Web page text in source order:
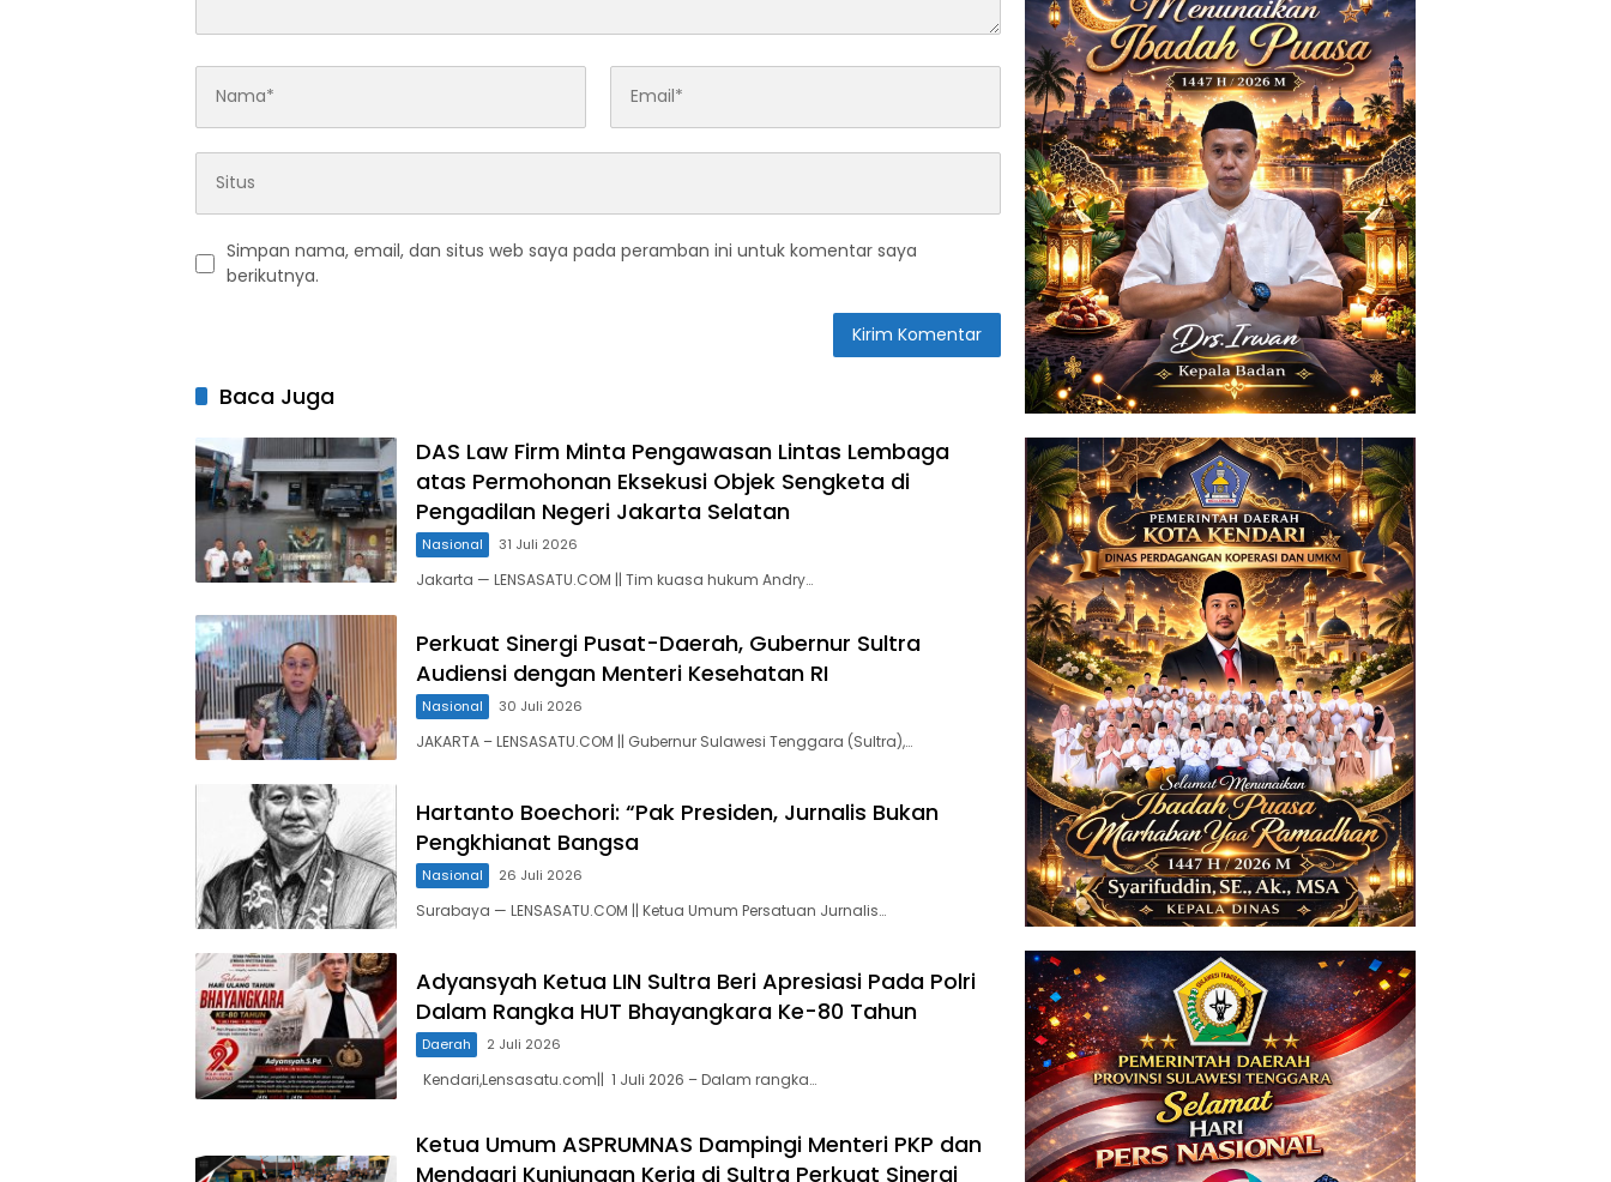
Simpan nama, email, dan situs web saya pada peramban ini untuk komentar saya
berikutnya.
Baca Juga
DAS Law Firm Minta Pengawasan Lintas Lembaga
atas Permohonan Eksekusi Objek Sengketa di
Pengadilan Negeri Jakarta Selatan
Nasional 31 Juli 2026
Jakarta — LENSASATU.COM || Tim kuasa hukum Andry…
Perkuat Sinergi Pusat-Daerah, Gubernur Sultra
Audiensi dengan Menteri Kesehatan RI
Nasional 30 Juli 2026
JAKARTA – LENSASATU.COM || Gubernur Sulawesi Tenggara (Sultra),…
Hartanto Boechori: “Pak Presiden, Jurnalis Bukan
Pengkhianat Bangsa
Nasional 26 Juli 2026
Surabaya — LENSASATU.COM || Ketua Umum Persatuan Jurnalis…
Adyansyah Ketua LIN Sultra Beri Apresiasi Pada Polri
Dalam Rangka HUT Bhayangkara Ke-80 Tahun
Daerah 2 Juli 2026
Kendari,Lensasatu.com|| 1 Juli 2026 – Dalam rangka…
Ketua Umum ASPRUMNAS Dampingi Menteri PKP dan
Mendagri Kunjungan Kerja di Sultra Perkuat Sinergi